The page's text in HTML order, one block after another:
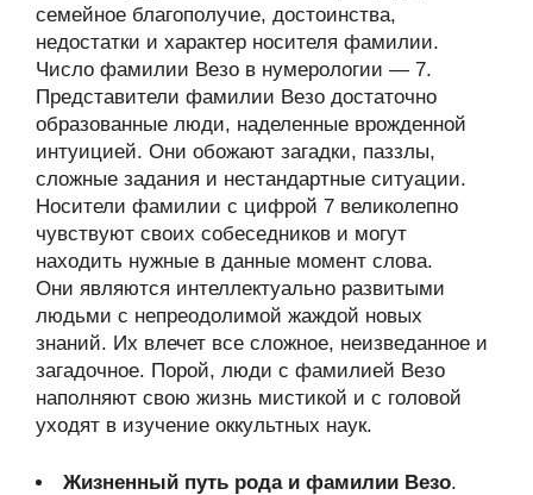
семейное благополучие, достоинства,
недостатки и характер носителя фамилии.
Число фамилии Везо в нумерологии — 7.
Представители фамилии Везо достаточно
образованные люди, наделенные врожденной
интуицией. Они обожают загадки, паззлы,
сложные задания и нестандартные ситуации.
Носители фамилии с цифрой 7 великолепно
чувствуют своих собеседников и могут
находить нужные в данные момент слова.
Они являются интеллектуально развитыми
людьми с непреодолимой жаждой новых
знаний. Их влечет все сложное, неизведанное и
загадочное. Порой, люди с фамилией Везо
наполняют свою жизнь мистикой и с головой
уходят в изучение оккультных наук.
Жизненный путь рода и фамилии Везо.